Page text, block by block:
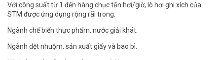
Với công suất từ 1 đến hàng chục tấn hơi/giờ, lò hơi ghi xích của
STM được ứng dụng rộng rãi trong:
Ngành chế biến thực phẩm, nước giải khát.
Ngành dệt nhuộm, sản xuất giấy và bao bì.